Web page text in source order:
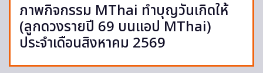
ภาพกิจกรรม MThai ทำบุญวันเกิดให้
(ลูกดวงรายปี 69 บนแอป MThai)
ประจำเดือนสิงหาคม 2569